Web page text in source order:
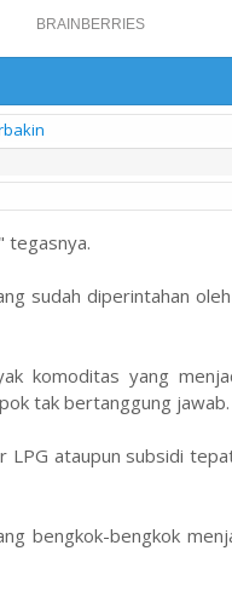
tegasnya.
sudah diperintahan
komoditas yang
tak bertanggung jawab.
LPG ataupun subsidi
bengkok-bengkok